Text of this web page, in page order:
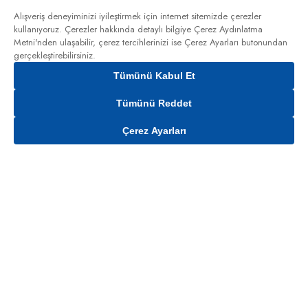
Sepete Ekle
Alışveriş deneyiminizi iyileştirmek için internet sitemizde çerezler
kullanıyoruz. Çerezler hakkında detaylı bilgiye Çerez Aydınlatma
Metni'nden ulaşabilir, çerez tercihlerinizi ise Çerez Ayarları butonundan
gerçekleştirebilirsiniz.
Tümünü Kabul Et
Tümünü Reddet
Çerez Ayarları